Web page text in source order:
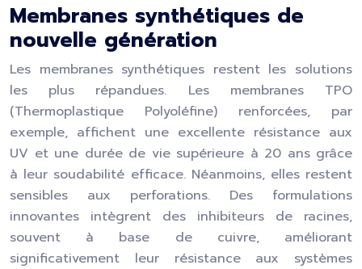
Membranes synthétiques de
nouvelle génération
Les membranes synthétiques restent les solutions
les plus répandues. Les membranes TPO
(Thermoplastique Polyoléfine) renforcées, par
exemple, affichent une excellente résistance aux
UV et une durée de vie supérieure à 20 ans grâce
à leur soudabilité efficace. Néanmoins, elles restent
sensibles aux perforations. Des formulations
innovantes intègrent des inhibiteurs de racines,
souvent à base de cuivre, améliorant
significativement leur résistance aux systèmes